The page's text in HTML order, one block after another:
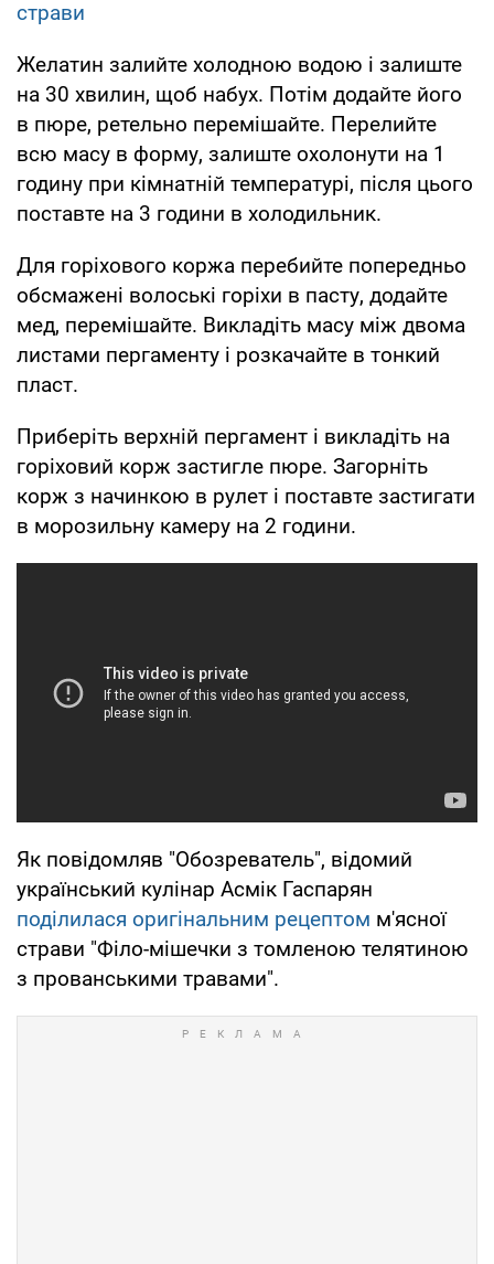
страви
Желатин залийте холодною водою і залиште
на 30 хвилин, щоб набух. Потім додайте його
в пюре, ретельно перемішайте. Перелийте
всю масу в форму, залиште охолонути на 1
годину при кімнатній температурі, після цього
поставте на 3 години в холодильник.
Для горіхового коржа перебийте попередньо
обсмажені волоські горіхи в пасту, додайте
мед, перемішайте. Викладіть масу між двома
листами пергаменту і розкачайте в тонкий
пласт.
Приберіть верхній пергамент і викладіть на
горіховий корж застигле пюре. Загорніть
корж з начинкою в рулет і поставте застигати
в морозильну камеру на 2 години.
Як повідомляв "Обозреватель", відомий
український кулінар Асмік Гаспарян
поділилася оригінальним рецептом м'ясної
страви "Філо-мішечки з томленою телятиною
з прованськими травами".